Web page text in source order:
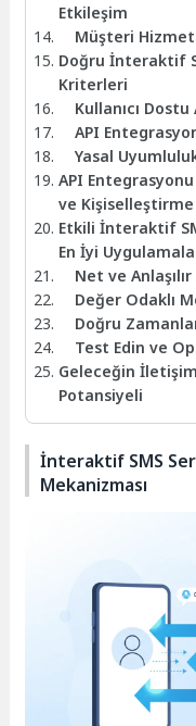
Etkileşim
Müşteri
Doğru İnteraktif
Kriterleri
Kullanıcı
API
Yasal
API
ve Kişiselleştirme
Etkili İnteraktif
En İyi
Net ve
Değer Odaklı
Doğru
Test Edin ve
Geleceğin
Potansiyeli
İnteraktif SMS
Mekanizması